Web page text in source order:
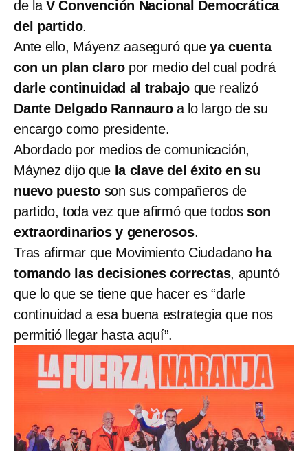
de la V Convención Nacional Democrática
del partido.
Ante ello, Máyenz aaseguró que ya cuenta
con un plan claropor medio del cual podrá
darle continuidad al trabajo que realizó
Dante Delgado Rannauroa lo largo de su
encargo como presidente.
Abordado por medios de comunicación,
Máynez dijo que la clave del éxito en su
nuevo puesto son sus compañeros de
partido, toda vez que afirmó que todos son
extraordinarios y generosos.
Tras afirmar que Movimiento Ciudadano ha
tomando las decisiones correctas, apuntó
que lo que se tiene que hacer es “darle
continuidad a esa buena estrategia que nos
permitió llegar hasta aquí”.